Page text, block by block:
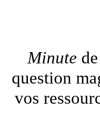
Minute
question
vos